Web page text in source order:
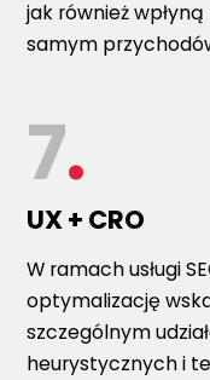
jak również
samym
7.
UX + CRO
W ramach usługi
optymalizację
szczególnym
heurystycznych i